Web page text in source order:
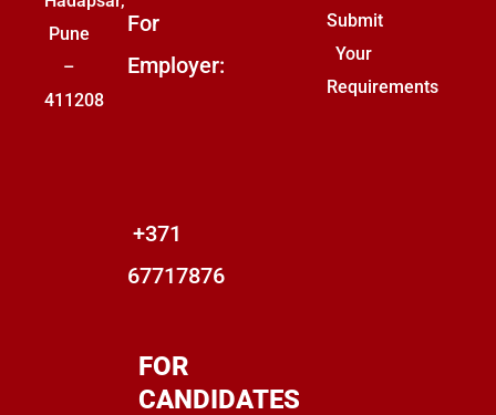
Profiil:
Pakendipersonal
Pune
–
411208
For
Employer:
+371
67717876
FOR
CANDIDATES
Submit
Your
Requirements